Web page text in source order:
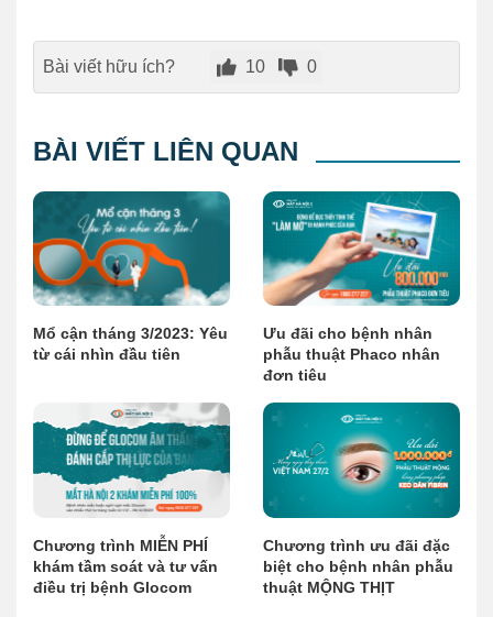
Bài viết hữu ích? 10 0
BÀI VIẾT LIÊN QUAN
Mổ cận tháng 3/2023: Yêu
từ cái nhìn đầu tiên
Ưu đãi cho bệnh nhân
phẫu thuật Phaco nhân
đơn tiêu
Chương trình MIỄN PHÍ
khám tầm soát và tư vấn
điều trị bệnh Glocom
Chương trình ưu đãi đặc
biệt cho bệnh nhân phẫu
thuật MỘNG THỊT